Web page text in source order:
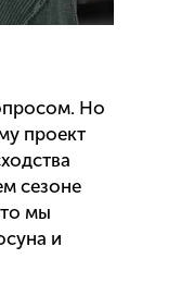
Но
проект
сезоне
мы
и